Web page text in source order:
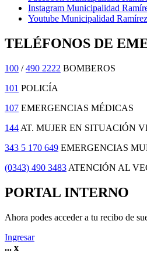
Instagram Municipalidad
Youtube Municipalidad Ramírez
TELÉFONOS DE
100 /490 2222 BOMBEROS
101 POLICÍA
107 EMERGENCIAS MÉDICAS
144 AT. MUJER EN SITUACIÓN
343 5 170 649 EMERGENCIAS
(0343) 490 3483 ATENCIÓN AL
PORTAL INTERNO
Ahora podes acceder a tu recibo de
Ingresar
... x